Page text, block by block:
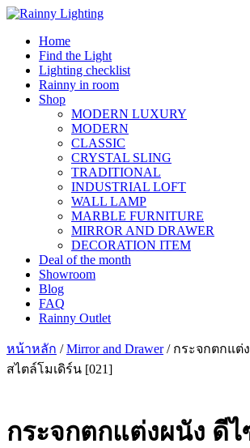
Skip
contentHome
Find the Light
Lighting checklist
Rainny in room
Shop
MODERN LUXURY
MODERN
CLASSIC
CRYSTAL SLING
TRADITIONAL
INDUSTRIAL LOFT
WALL LAMP
MARBLE FURNITURE
MIRROR AND DRAWER
DECORATION ITEM
Deal of the month
Showroom
Blog
FAQ
Rainny Outlet
หน้าหลัก /Mirror and Drawer/ กระจกตกแต่
สไตล์โมเดิร์น [021]
กระจกตกแต่งผนัง ดี